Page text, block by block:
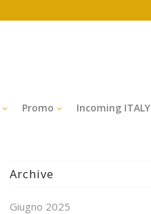
Promo Incoming ITALY
Archive
Giugno 2025